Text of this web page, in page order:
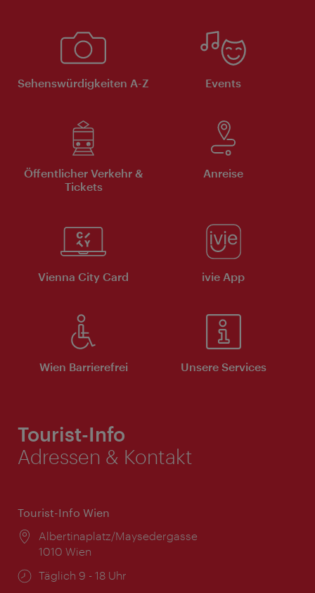
Sehenswürdigkeiten A-Z Events
Öffentlicher Verkehr &
Tickets
Anreise
Vienna City Card ivie App
Wien Barrierefrei Unsere Services
Tourist-Info
Adressen & Kontakt
Tourist-Info Wien
Ort:
Albertinaplatz/Maysedergasse
1010 Wien
Öffnungszeiten:
Täglich 9 - 18 Uhr